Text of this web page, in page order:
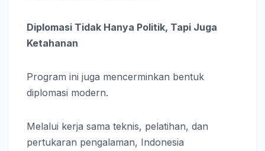
Diplomasi Tidak Hanya Politik, Tapi Juga
Ketahanan
Program ini juga mencerminkan bentuk
diplomasi modern.
Melalui kerja sama teknis, pelatihan, dan
pertukaran pengalaman, Indonesia